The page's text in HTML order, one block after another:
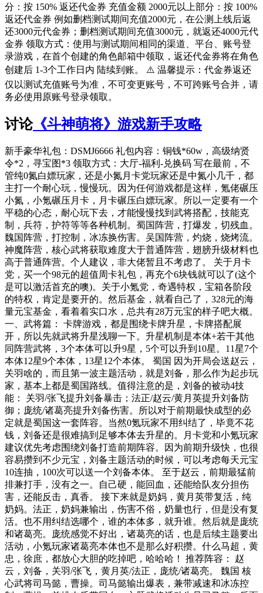
分：按 150% 返还代金券 充值金额 2000元以上部分：按 100%
返还代金券 例如删档测试期间充值2000元，在公测上线后返
还3000元代金券；删档测试期间充值3000元，就返还4000元代
金券 领取方式：使用与测试期间相同的渠道、平台、账号登
录游戏，在首个创建的角色邮箱中领取，返还代金券将在角色
创建后 1-3个工作日内 陆续到账。 ⚠️ 温馨提示：代金券返还
仅以测试充值账号为准，不可变更账号，不可跨账号合并，请
务必使用原账号登录领取。
讨论《斗神萌将》游戏新手攻略
新手豪华礼包：DSMJ6666 礼包内容：铜钱*60w，高级纳贤
令*2，寻宝图*3 领取方式：大厅-福利-兑换码 写在最前，不
管纯0氮白嫖玩家，还是小氮月卡党玩家还是中氮小几千，都
主打一个耐心玩，慢慢玩。因为任何游戏都是这样，氪佬碾压
小氮，小氪碾压月卡，月卡碾压白嫖玩家。所以一定要有一个
平稳的心态，耐心玩下去，才能慢慢找到武将搭配，技能克
制，兵符，护符等等各种机制。蜀国阵营，打爆发，切残血。
魏国阵营，打控制，冰冻换伤害。吴国阵营，灼烧，烧烤流。
神魔阵营，核心武将获取难度大于普通阵营，翅膀升级材料也
高于普通阵营。个人建议，非大佬暂且不考虑了。 关于月卡
党，买一个98元的超值周卡礼包，再充个6块钱就可以了(这个
是可以激活首充的噢)。关于小氪党，奇遇特权，宝箱各阶段
的特权，肯定是要开的。然后基金，就看自己了，328元的海
量元宝基金，看着着实口水，总共有28万元宝的样子吧大概。
一、武将篇： 卡牌游戏，都是围绕卡牌升星，卡牌搭配展
开，所以先就武将升星浅聊一下。升星机制是本体+若干其他
同阵营武将，3个本体可以升9星，5个可以升到10星。11星7个
本体12星9个本体，13星12个本体。 蜀国 因为开局会送赵云，
关羽啥的，而且第一波主题活动，就是刘备，那么作为起步玩
家，基本上都是蜀国路线。值得注意的是，刘备的被动4技
能： 关羽/张飞提升刘备暴击；法正/赵云/黄月英提升刘备防
御；庞统/诸葛亮提升刘备伤害。所以对于前期最快成型的必
定就是蜀国这一套阵容。当然0氪玩家不用纠结了，毕竟不花
钱，刘备还是很难搞到足够本体去升星的。月卡党和小氪玩家
建议优先考虑围绕刘备打造前期阵容。因为前期升级快，也很
容易攒到不少元宝，刘备主题活动的时候，可以考虑每天元宝
10连抽，100次可以送一个刘备本体。 至于赵云，前期最猛前
排兼打手，没有之一。自己硬，能回血，还能给队友分担伤
害，还能反击，真香。 接下来就是奶妈，黄月英带复活，纯
奶妈。法正，奶妈兼输出，伤害不俗，奶量也行，但是没有复
活。也不用纠结选哪个，谁的本体多，就升谁。然后就是庞统
和诸葛亮。庞统感觉不好出，诸葛亮的话，也是后续主题要出
活动，小氪玩家诸葛亮本体也不是那么好积攒。什么马超，黄
忠，徐庶，都放心大胆的吃掉吧，哈哈哈！ 推荐阵容： 赵
云，刘备，关羽/张飞，黄月英/法正，庞统/诸葛亮。 魏国 核
心武将司马懿，曹操。司马懿输出爆表，兼带减速和冰冻控